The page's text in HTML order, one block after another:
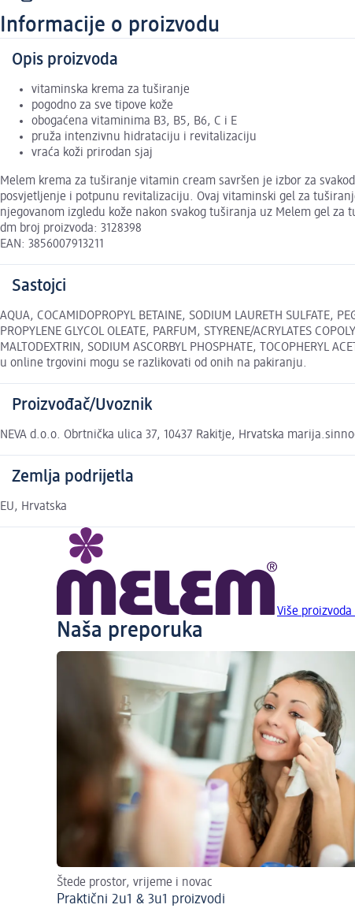
Informacije o proizvodu
Opis proizvoda
vitaminska krema za tuširanje
pogodno za sve tipove kože
obogaćena vitaminima B3, B5, B6, C i E
pruža intenzivnu hidrataciju i revitalizaciju
vraća koži prirodan sjaj
Melem krema za tuširanje vitamin cream savršen je izbor za
posvjetljenje i potpunu revitalizaciju. Ovaj vitaminski gel za
njegovanom izgledu kože nakon svakog tuširanja uz Melem gel za
dm broj proizvoda: 3128398
EAN: 3856007913211
Sastojci
AQUA, COCAMIDOPROPYL BETAINE, SODIUM LAURETH SULFATE,
PROPYLENE GLYCOL OLEATE, PARFUM, STYRENE/ACRYLATES
MALTODEXTRIN, SODIUM ASCORBYL PHOSPHATE, TOCOPHERYL
u online trgovini mogu se razlikovati od onih na pakiranju.
Proizvođač/Uvoznik
NEVA d.o.o. Obrtnička ulica 37, 10437 Rakitje, Hrvatska
Zemlja podrijetla
EU, Hrvatska
Više
Naša preporuka
Štede prostor, vrijeme i novac
Praktični 2u1 & 3u1 proizvodi